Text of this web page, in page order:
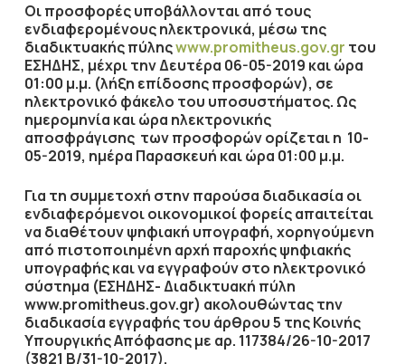
Οι προσφορές υποβάλλονται από τους
ενδιαφερομένους ηλεκτρονικά, μέσω της
διαδικτυακής πύληςwww.promitheus.gov.gr του
ΕΣΗΔΗΣ, μέχρι την Δευτέρα 06-05-2019 και ώρα
01:00 μ.μ. (λήξη επίδοσης προσφορών), σε
ηλεκτρονικό φάκελο του υποσυστήματος. Ως
ημερομηνία και ώρα ηλεκτρονικής
αποσφράγισης των προσφορών ορίζεται η 10-
05-2019, ημέρα Παρασκευή και ώρα 01:00 μ.μ.
Για τη συμμετοχή στην παρούσα διαδικασία οι
ενδιαφερόμενοι οικονομικοί φορείς απαιτείται
να διαθέτουν ψηφιακή υπογραφή, χορηγούμενη
από πιστοποιημένη αρχή παροχής ψηφιακής
υπογραφής και να εγγραφούν στο ηλεκτρονικό
σύστημα (ΕΣΗΔΗΣ- Διαδικτυακή πύλη
www.promitheus.gov.gr) ακολουθώντας την
διαδικασία εγγραφής του άρθρου 5 της Κοινής
Υπουργικής Απόφασης με αρ. 117384/26-10-2017
(3821 Β/31-10-2017).